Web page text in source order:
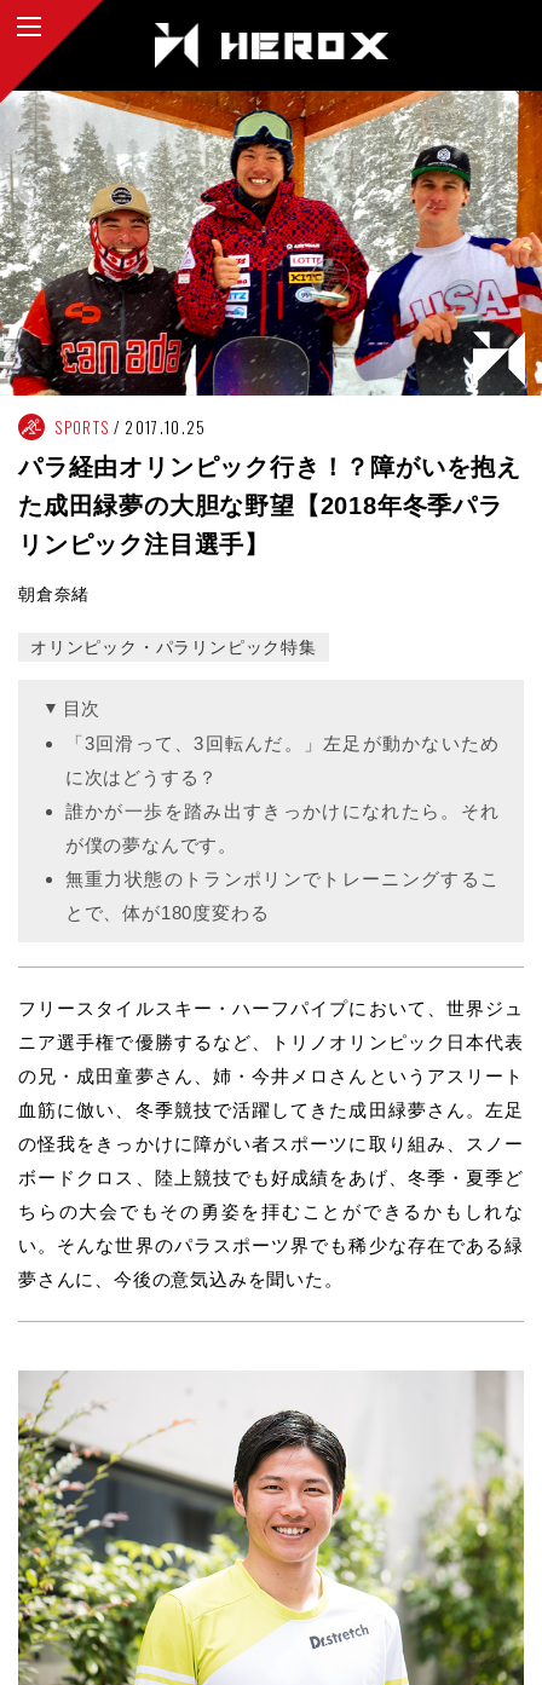
SPORTS 2017.10.25
パラ経由オリンピック行き！？障がいを抱え
た成田緑夢の大胆な野望【2018年冬季パラ
リンピック注目選手】
朝倉奈緒
オリンピック・パラリンピック特集
目次
「3回滑って、3回転んだ。」左足が動かないため
に次はどうする？
誰かが一歩を踏み出すきっかけになれたら。それ
が僕の夢なんです。
無重力状態のトランポリンでトレーニングするこ
とで、体が180度変わる
フリースタイルスキー・ハーフパイプにおいて、世界ジュ
ニア選手権で優勝するなど、トリノオリンピック日本代表
の兄・成田童夢さん、姉・今井メロさんというアスリート
血筋に倣い、冬季競技で活躍してきた成田緑夢さん。左足
の怪我をきっかけに障がい者スポーツに取り組み、スノー
ボードクロス、陸上競技でも好成績をあげ、冬季・夏季ど
ちらの大会でもその勇姿を拝むことができるかもしれな
い。そんな世界のパラスポーツ界でも稀少な存在である緑
夢さんに、今後の意気込みを聞いた。